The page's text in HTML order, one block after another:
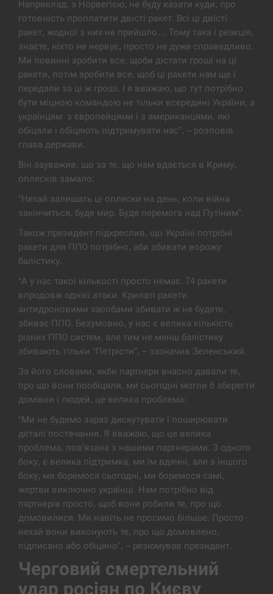
США обсуждают лицензии на Patriot для
Украины, несмотря на сомнения…
СЕРПЕНЬ
12:40
Латвія готова направити до 20 військових для
розблокування Ормузької протоки
СЕРПЕНЬ
12:23
переправу, склады и другие важные объекты…
СЕРПЕНЬ
12:10
циклоспорозу, захворіли понад 10 тисяч…
СЕРПЕНЬ
11:53
Под огнем “Эпицентр”, ROZETKA и “Новая
почта”: что известно об…
СЕРПЕНЬ
11:40
левиці
СЕРПЕНЬ
11:23
Россияне ударили “Бардеролями” по Харькову,
есть пострадавшие
Наприклад, з Норвегією, не буду казати куди, про
готовність проплатити двісті ракет. Всі ці двісті
ракет, жодної з них не прийшло… Тому така і реакція,
знаєте, ніхто не нервує, просто не дуже справедливо.
Ми повинні зробити все, щоби дістати гроші на ці
ракети, потім зробити все, щоб ці ракети нам ще і
передали за ці ж гроші. І я вважаю, що тут потрібно
бути міцною командою не тільки всередині України, а
українцям з європейцями і з американцями, які
обіцяли і обіцяють підтримувати нас”, – розповів
глава держави.
Він зауважив, що за те, що нам вдається в Криму,
оплесків замало:
“Нехай залишать ці оплески на день, коли війна
закінчиться, буде мир. Буде перемога над Путіним”.
Також президент підкреслив, що Україні потрібні
ракети для ППО потрібно, аби збивати ворожу
балістику.
“А у нас такої кількості просто немає. 74 ракети
впродовж однієї атаки. Крилаті ракети
антидроновими засобами збивати ж не будете,
збиває ППО. Безумовно, у нас є велика кількість
різних ППО систем, але тим не менш балістику
збивають тільки “Петріоти”, – зазначив Зеленський.
За його словами, якби партнери вчасно давали те,
про що вони пообіцяли, ми сьогодні могли б зберегти
домівки і людей, це велика проблема:
“Ми не будемо зараз дискутувати і поширювати
деталі постачання. Я вважаю, що це велика
проблема, пов’язана з нашими партнерами. З одного
боку, є велика підтримка, ми їм вдячні, але з іншого
боку, ми боремося сьогодні, ми боремося самі,
жертви виключно українці. Нам потрібно від
партнерів просто, щоб вони робили те, про що
домовилися. Ми навіть не просимо більше. Просто
нехай вони виконують те, про що домовлено,
підписано або обіцяно”, – резюмував президент.
Черговий смертельний
удар росіян по Києву